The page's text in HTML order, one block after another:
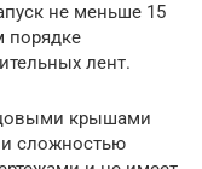
не меньше 15
порядке
лент.
крышами
сложностью